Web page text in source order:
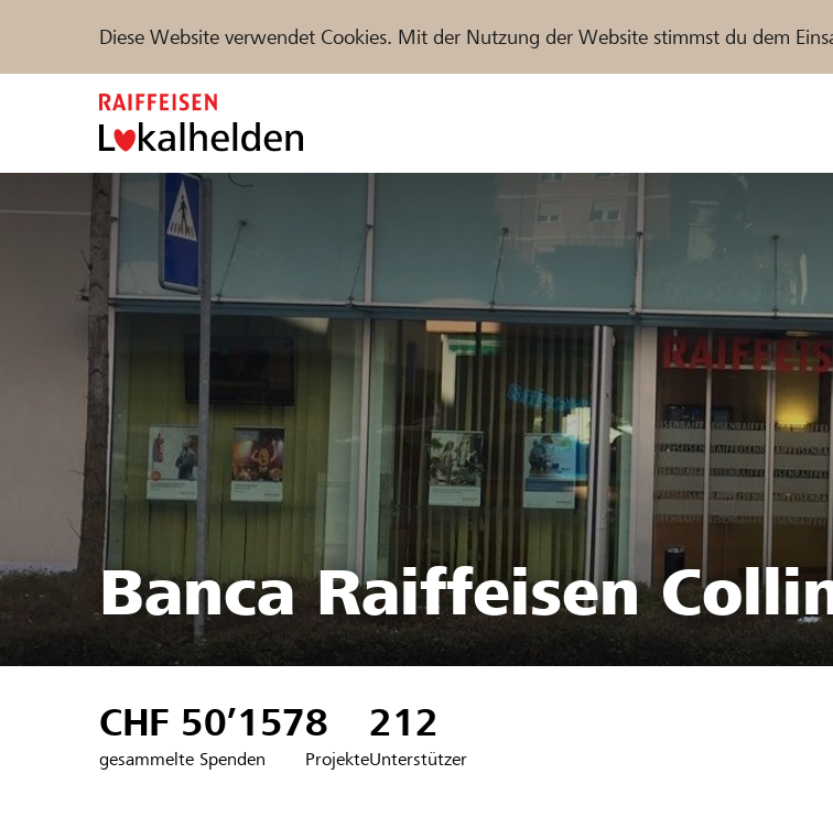
Diese Website verwendet Cookies. Mit der Nutzung der Website stimmst du dem
Unterstützen Hilfe & Support Partner / Raiffeisenbank
Projekte und Organisationen finden
DE IT
Banca Raiffeisen
CHF 50’157
gesammelte Spenden
8
Projekte
212
Unterstützer